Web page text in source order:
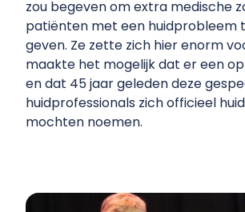
zou begeven om extra medische
patiënten met een huidprobleem
geven. Ze zette zich hier enorm
maakte het mogelijk dat er een
en dat 45 jaar geleden deze
huidprofessionals zich officieel
mochten noemen.